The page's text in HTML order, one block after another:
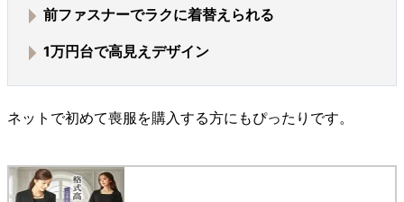
前ファスナーでラクに着替えられる
1万円台で高見えデザイン
ネットで初めて喪服を購入する方にもぴったりです。